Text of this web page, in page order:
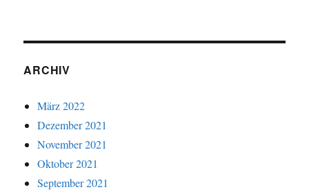
ARCHIV
März 2022
Dezember 2021
November 2021
Oktober 2021
September 2021